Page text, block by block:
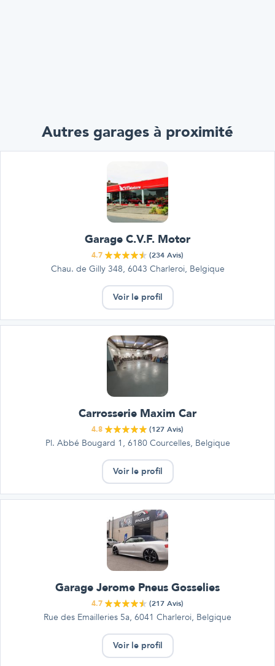
Autres garages à proximité
Garage C.V.F. Motor
4.7 (234 Avis)
Chau. de Gilly 348, 6043 Charleroi, Belgique
Voir le profil
Carrosserie Maxim Car
4.8 (127 Avis)
Pl. Abbé Bougard 1, 6180 Courcelles, Belgique
Voir le profil
Garage Jerome Pneus Gosselies
4.7 (217 Avis)
Rue des Emailleries 5a, 6041 Charleroi, Belgique
Voir le profil